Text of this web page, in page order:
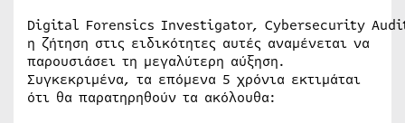
Digital Forensics Investigator, Cybersecurity
η ζήτηση στις ειδικότητες αυτές αναμένεται να
παρουσιάσει τη μεγαλύτερη αύξηση.
Συγκεκριμένα, τα επόμενα 5 χρόνια εκτιμάται
ότι θα παρατηρηθούν τα ακόλουθα: